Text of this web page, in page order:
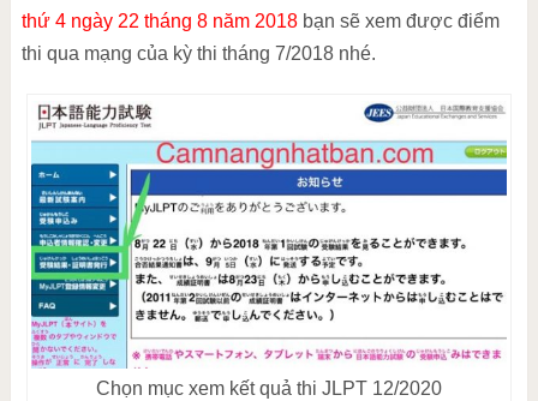
thứ 4 ngày 22 tháng 8 năm 2018bạn sẽ xem được điểm
thi qua mạng của kỳ thi tháng 7/2018 nhé.
Chọn mục xem kết quả thi JLPT 12/2020